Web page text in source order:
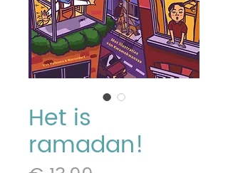
Het is
ramadan!